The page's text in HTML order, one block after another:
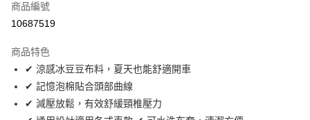
超商取貨付款
Apple Pay
街口支付
悠遊付
商品編號
10687519
商品特色
✔ 涼感冰豆豆布料，夏天也能舒適開車
✔ 記憶泡棉貼合頭部曲線
✔ 減壓放鬆，有效舒緩頸椎壓力